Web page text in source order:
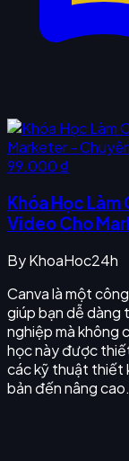
99.000 ₫
Khóa Học Làm
Video Cho
ByKhoaHoc24h
Canva là một
giúp bạn dễ dàng
nghiệp mà không
học này được
các kỹ thuật thiết
bản đến nâng cao.